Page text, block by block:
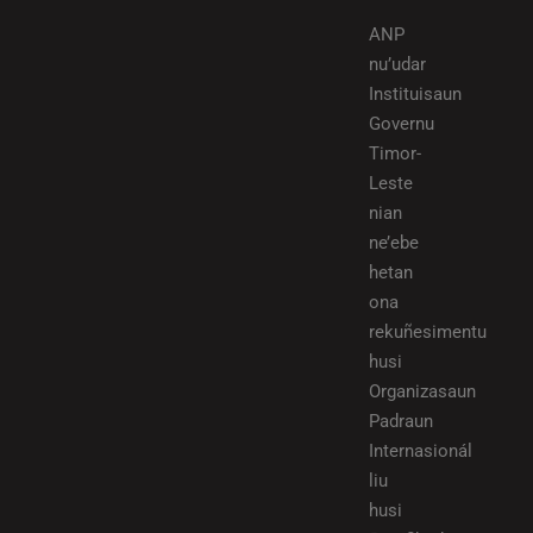
ANP
nu’udar
Instituisaun
Governu
Timor-
Leste
nian
ne’ebe
hetan
ona
rekuñesimentu
husi
Organizasaun
Padraun
Internasionál
liu
husi